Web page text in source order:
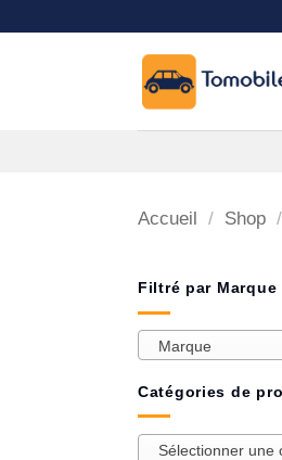
au
Accueil / Shop /
Filtré par Marque
Marque
Catégories de
Sélectionner une